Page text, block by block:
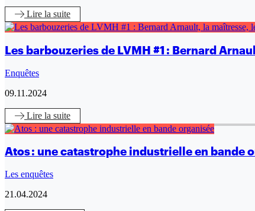
Lire la suite
Les barbouzeries de LVMH #1 : Bernard
Enquêtes
09.11.2024
Lire la suite
Atos : une catastrophe industrielle en bande
Les enquêtes
21.04.2024